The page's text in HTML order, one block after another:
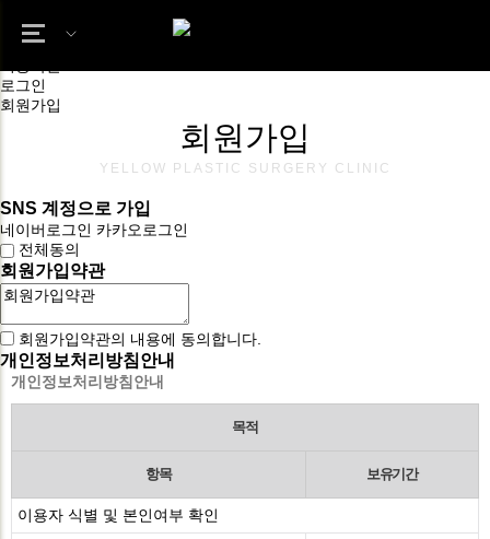
회원가입
개인정보처리방침
로그인
회원가입
회원가입
YELLOW PLASTIC SURGERY CLINIC
SNS 계정으로 가입
네이버 로그인 카카오 로그인
전체동의
회원가입약관
회원가입약관의 내용에 동의합니다.
개인정보처리방침안내
개인정보처리방침안내
목적
항목 보유기간
이용자 식별 및 본인여부 확인